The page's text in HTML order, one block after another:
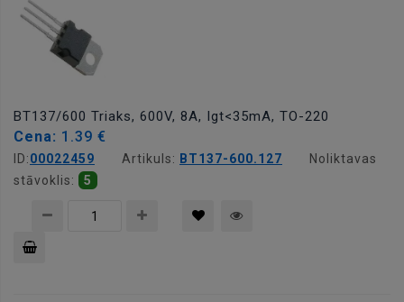
BT137/600 Triaks, 600V, 8A, Igt<35mA, TO-220
Cena: 1.39 €
ID:00022459 Artikuls: BT137-600.127
Noliktavas
stāvoklis:
5